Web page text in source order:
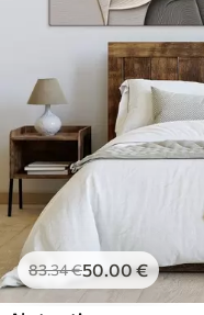
83.34€50.00€